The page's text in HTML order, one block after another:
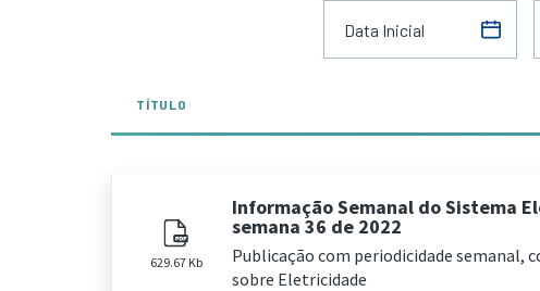
TÍTULO
629.67 Kb
Informação Semanal do Sistema
semana 36 de 2022
Publicação com periodicidade semanal,
sobre Eletricidade